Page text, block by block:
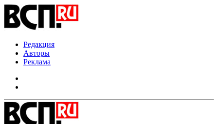
Редакция
Авторы
Реклама